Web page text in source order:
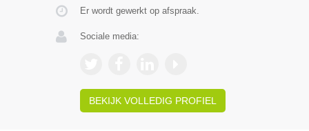
Er wordt gewerkt op afspraak.
Sociale media:
BEKIJK VOLLEDIG PROFIEL